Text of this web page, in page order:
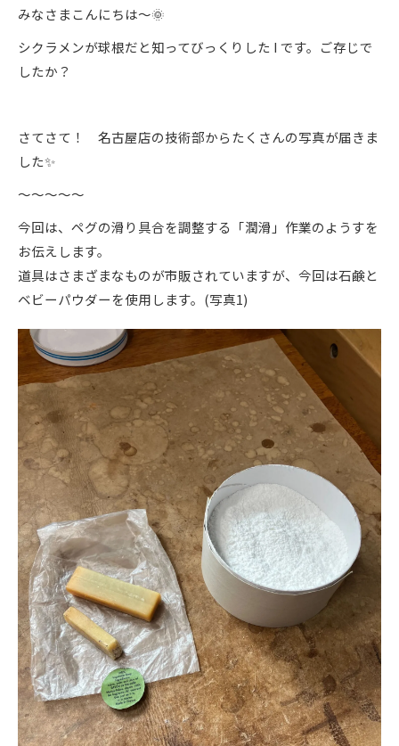
みなさまこんにちは～🌞
シクラメンが球根だと知ってびっくりした I です。ご存じで
したか？
さてさて！ 名古屋店の技術部からたくさんの写真が届きま
した✨
～～～～～
今回は、ペグの滑り具合を調整する「潤滑」作業のようすを
お伝えします。
道具はさまざまなものが市販されていますが、今回は石鹸と
ベビーパウダーを使用します。(写真1)